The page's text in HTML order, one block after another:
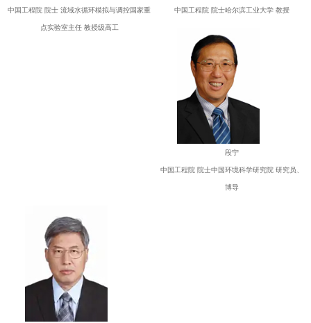
中国工程院 院士 流域水循环模拟与调控国家重
点实验室主任 教授级高工
中国工程院 院士哈尔滨工业大学 教授
段宁
中国工程院 院士中国环境科学研究院 研究员、
博导